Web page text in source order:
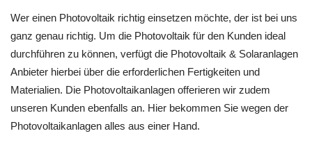
Wer einen Photovoltaik richtig einsetzen möchte, der ist bei uns
ganz genau richtig. Um die Photovoltaik für den Kunden ideal
durchführen zu können, verfügt die Photovoltaik & Solaranlagen
Anbieter hierbei über die erforderlichen Fertigkeiten und
Materialien. Die Photovoltaikanlagen offerieren wir zudem
unseren Kunden ebenfalls an. Hier bekommen Sie wegen der
Photovoltaikanlagen alles aus einer Hand.